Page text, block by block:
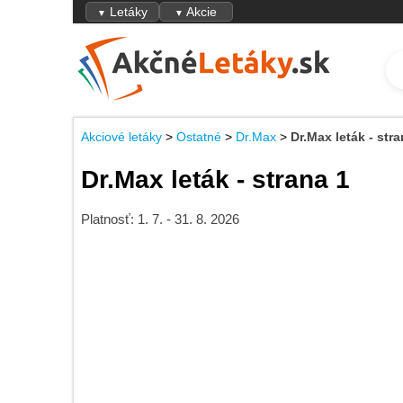
▼ Letáky ▼ Akcie
Akciové letáky> Ostatné> Dr.Max> Dr.Max leták -
Dr.Max leták - strana 1
Platnosť: 1. 7. - 31. 8. 2026